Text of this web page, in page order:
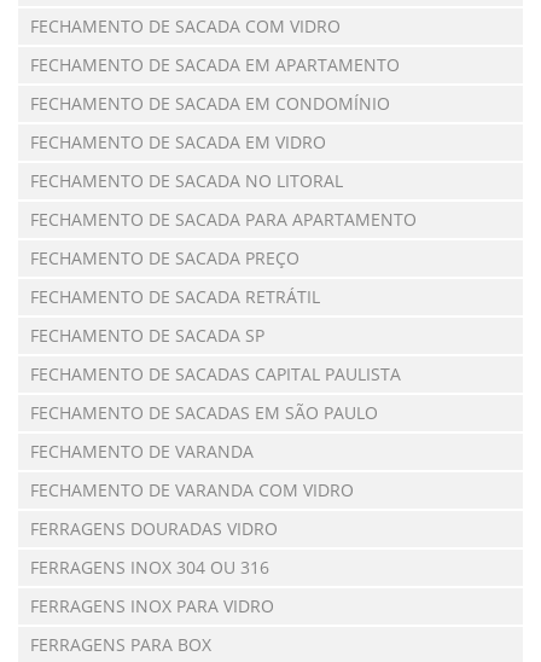
FECHAMENTO DE SACADA COM VIDRO
FECHAMENTO DE SACADA EM APARTAMENTO
FECHAMENTO DE SACADA EM CONDOMÍNIO
FECHAMENTO DE SACADA EM VIDRO
FECHAMENTO DE SACADA NO LITORAL
FECHAMENTO DE SACADA PARA APARTAMENTO
FECHAMENTO DE SACADA PREÇO
FECHAMENTO DE SACADA RETRÁTIL
FECHAMENTO DE SACADA SP
FECHAMENTO DE SACADAS CAPITAL PAULISTA
FECHAMENTO DE SACADAS EM SÃO PAULO
FECHAMENTO DE VARANDA
FECHAMENTO DE VARANDA COM VIDRO
FERRAGENS DOURADAS VIDRO
FERRAGENS INOX 304 OU 316
FERRAGENS INOX PARA VIDRO
FERRAGENS PARA BOX